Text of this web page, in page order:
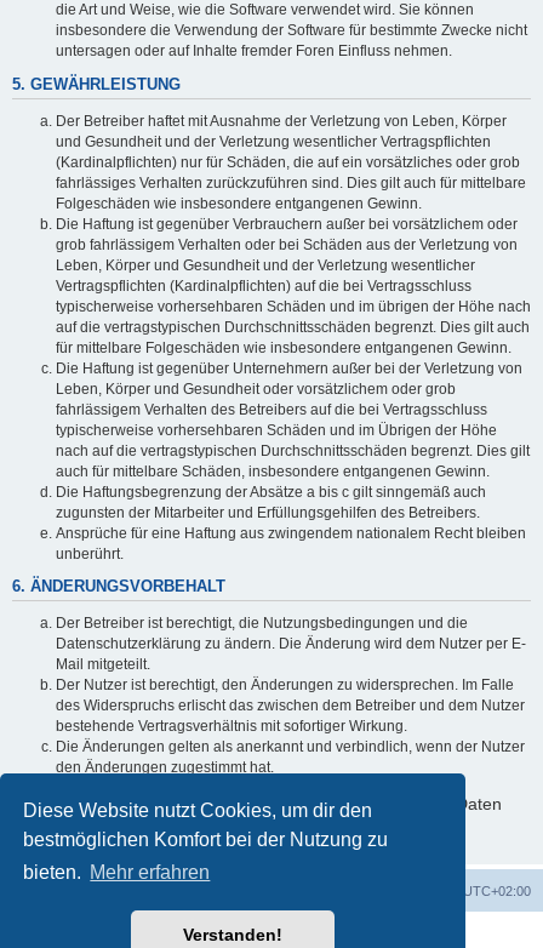
Diese Website nutzt Cookies, um dir den
bestmöglichen Komfort bei der Nutzung zu
bieten. Mehr erfahren
Verstanden!
die Art und Weise, wie die Software verwendet wird. Sie können
insbesondere die Verwendung der Software für bestimmte Zwecke nicht
untersagen oder auf Inhalte fremder Foren Einfluss nehmen.
5. GEWÄHRLEISTUNG
Der Betreiber haftet mit Ausnahme der Verletzung von Leben, Körper
und Gesundheit und der Verletzung wesentlicher Vertragspflichten
(Kardinalpflichten) nur für Schäden, die auf ein vorsätzliches oder grob
fahrlässiges Verhalten zurückzuführen sind. Dies gilt auch für mittelbare
Folgeschäden wie insbesondere entgangenen Gewinn.
Die Haftung ist gegenüber Verbrauchern außer bei vorsätzlichem oder
grob fahrlässigem Verhalten oder bei Schäden aus der Verletzung von
Leben, Körper und Gesundheit und der Verletzung wesentlicher
Vertragspflichten (Kardinalpflichten) auf die bei Vertragsschluss
typischerweise vorhersehbaren Schäden und im übrigen der Höhe nach
auf die vertragstypischen Durchschnittsschäden begrenzt. Dies gilt auch
für mittelbare Folgeschäden wie insbesondere entgangenen Gewinn.
Die Haftung ist gegenüber Unternehmern außer bei der Verletzung von
Leben, Körper und Gesundheit oder vorsätzlichem oder grob
fahrlässigem Verhalten des Betreibers auf die bei Vertragsschluss
typischerweise vorhersehbaren Schäden und im Übrigen der Höhe
nach auf die vertragstypischen Durchschnittsschäden begrenzt. Dies gilt
auch für mittelbare Schäden, insbesondere entgangenen Gewinn.
Die Haftungsbegrenzung der Absätze a bis c gilt sinngemäß auch
zugunsten der Mitarbeiter und Erfüllungsgehilfen des Betreibers.
Ansprüche für eine Haftung aus zwingendem nationalem Recht bleiben
unberührt.
6. ÄNDERUNGSVORBEHALT
Der Betreiber ist berechtigt, die Nutzungsbedingungen und die
Datenschutzerklärung zu ändern. Die Änderung wird dem Nutzer per E-
Mail mitgeteilt.
Der Nutzer ist berechtigt, den Änderungen zu widersprechen. Im Falle
des Widerspruchs erlischt das zwischen dem Betreiber und dem Nutzer
bestehende Vertragsverhältnis mit sofortiger Wirkung.
Die Änderungen gelten als anerkannt und verbindlich, wenn der Nutzer
den Änderungen zugestimmt hat.
Informationen über den Umgang mit deinen persönlichen Daten
sind in der Datenschutzerklärung enthalten.
UTC+02:00
Powered byphpBB® Forum Software © phpBB Limited